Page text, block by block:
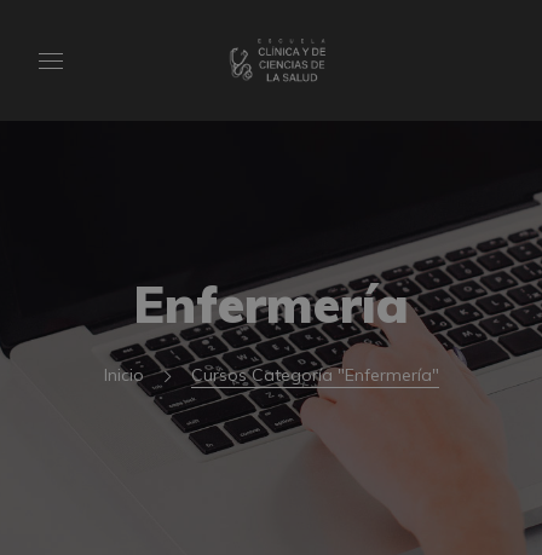
Enfermería
Inicio Cursos Categoría "Enfermería"